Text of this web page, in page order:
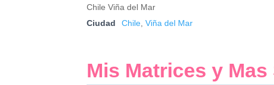
Chile Viña del Mar
Ciudad
Chile,Viña del Mar
Mis Matrices y